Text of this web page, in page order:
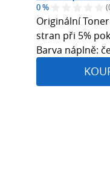
0 %
Originální
stran při 5%
Barva náplně: